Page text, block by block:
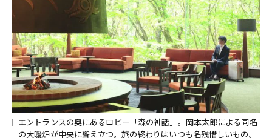
エントランスの奥にあるロビー「森の神話」。岡本太郎による同名
の大暖炉が中央に聳え立つ。旅の終わりはいつも名残惜しいもの。